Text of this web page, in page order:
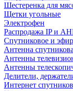
Шестеренка для
Щетки угольные
Электрофен
Распродажа IP и
Спутниковое и
Антенна
Антенны
Антенны
Делители,
Интернет